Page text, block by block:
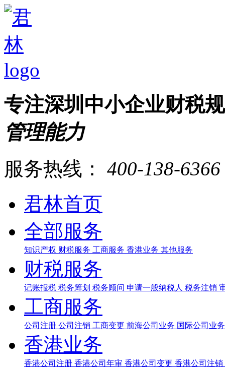
专注深圳中小企业财税
管理能力
服务热线： 400-138-6366
君林首页
全部服务
知识产权 财税服务 工商服务 香港业务 其他服务
财税服务
记账报税 税务筹划 税务顾问 申请一般纳税人 税务注销
工商服务
公司注册 公司注销 工商变更 前海公司业务 国际公司业
香港业务
香港公司注册 香港公司年审 香港公司变更 香港公司注销